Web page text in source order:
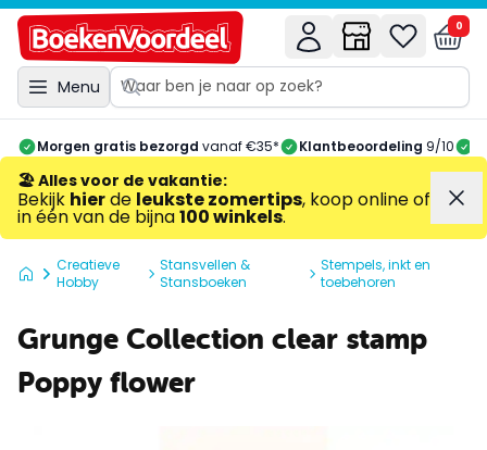
Menu
0
Morgen gratis bezorgd vanaf €35* Klantbeoordeling 9/10
🏖️ Alles voor de vakantie:
Bekijk hierde leukste zomertips, koop online of
in één van de bijna100 winkels.
Creatieve
Hobby
Stansvellen &
Stansboeken
Stempels, inkt en
toebehoren
Grunge Collection clear stamp
Poppy flower